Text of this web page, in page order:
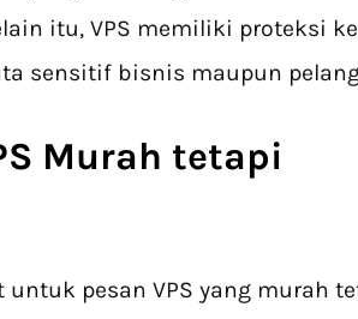
itu, VPS memiliki proteksi
sensitif bisnis maupun
Murah tetapi
pesan VPS yang murah